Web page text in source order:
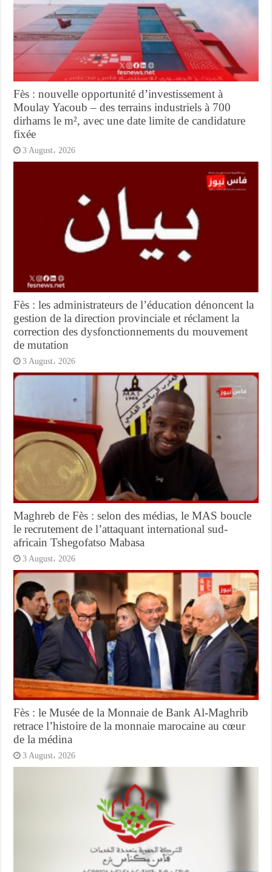
Fès : nouvelle opportunité d’investissement à
Moulay Yacoub – des terrains industriels à 700
dirhams le m², avec une date limite de candidature
fixée
3 August، 2026
Fès : les administrateurs de l’éducation dénoncent la
gestion de la direction provinciale et réclament la
correction des dysfonctionnements du mouvement
de mutation
3 August، 2026
Maghreb de Fès : selon des médias, le MAS boucle
le recrutement de l’attaquant international sud-
africain Tshegofatso Mabasa
3 August، 2026
Fès : le Musée de la Monnaie de Bank Al-Maghrib
retrace l’histoire de la monnaie marocaine au cœur
de la médina
3 August، 2026